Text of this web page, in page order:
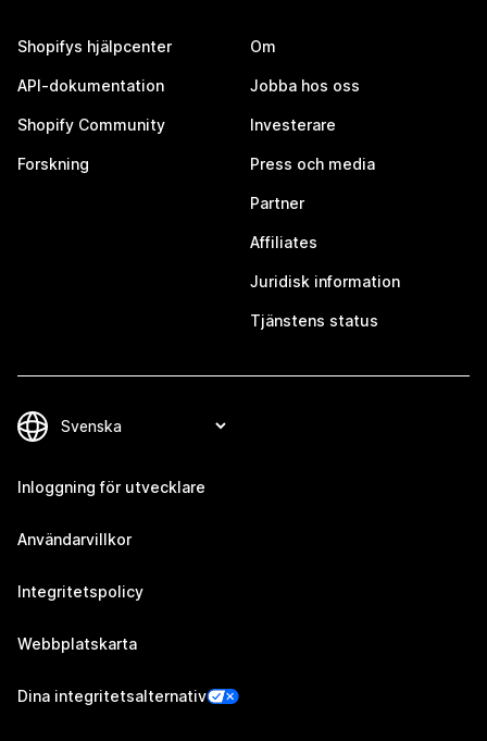
Shopifys hjälpcenter
API-dokumentation
Shopify Community
Forskning
Om
Jobba hos oss
Investerare
Press och media
Partner
Affiliates
Juridisk information
Tjänstens status
Inloggning för utvecklare
Användarvillkor
Integritetspolicy
Webbplatskarta
Dina integritetsalternativ